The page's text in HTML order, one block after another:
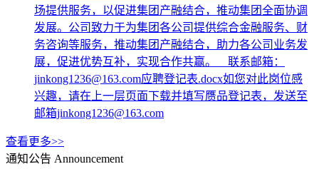
场提供服务，以促进集团产融结合，推动集团全面协调
发展。公司致力于为集团各公司提供综合金融服务、财
务咨询等服务，推动集团产融结合，助力各公司业务发
展，促进优势互补，实现合作共赢。 联系邮箱：
jinkong1236@163.com应聘登记表.docx如您对此岗位感
兴趣，请在上一层页面下载并填写赝品登记表，发送至
邮箱jinkong1236@163.com
查看更多>>
通知公告 Announcement